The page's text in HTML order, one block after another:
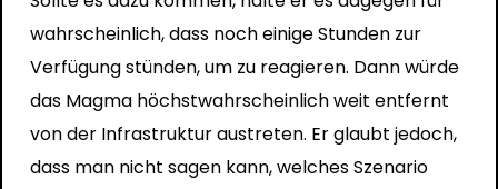
wahrscheinlich, dass noch einige Stunden zur
Verfügung stünden, um zu reagieren. Dann würde
das Magma höchstwahrscheinlich weit entfernt
von der Infrastruktur austreten. Er glaubt jedoch,
dass man nicht sagen kann, welches Szenario